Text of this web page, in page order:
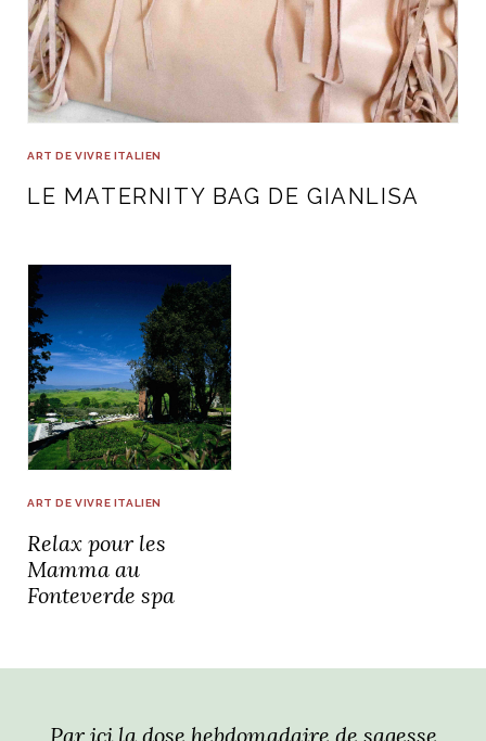
ART DE VIVRE ITALIEN
LE MATERNITY BAG DE GIANLISA
ART DE VIVRE ITALIEN
Relax pour les
Mamma au
Fonteverde spa
Par ici la dose hebdomadaire de sagesse